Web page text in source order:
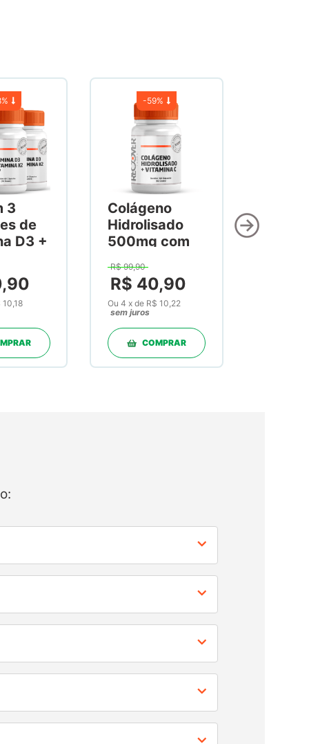
3
de
D3 +
,90
10,18
-59%
Colágeno
Hidrolisado
500mg com
300mg 120
Cápsulas
R$ 99,90
R$ 40,90
Ou 4 xde R$ 10,22
sem juros
COMPRAR